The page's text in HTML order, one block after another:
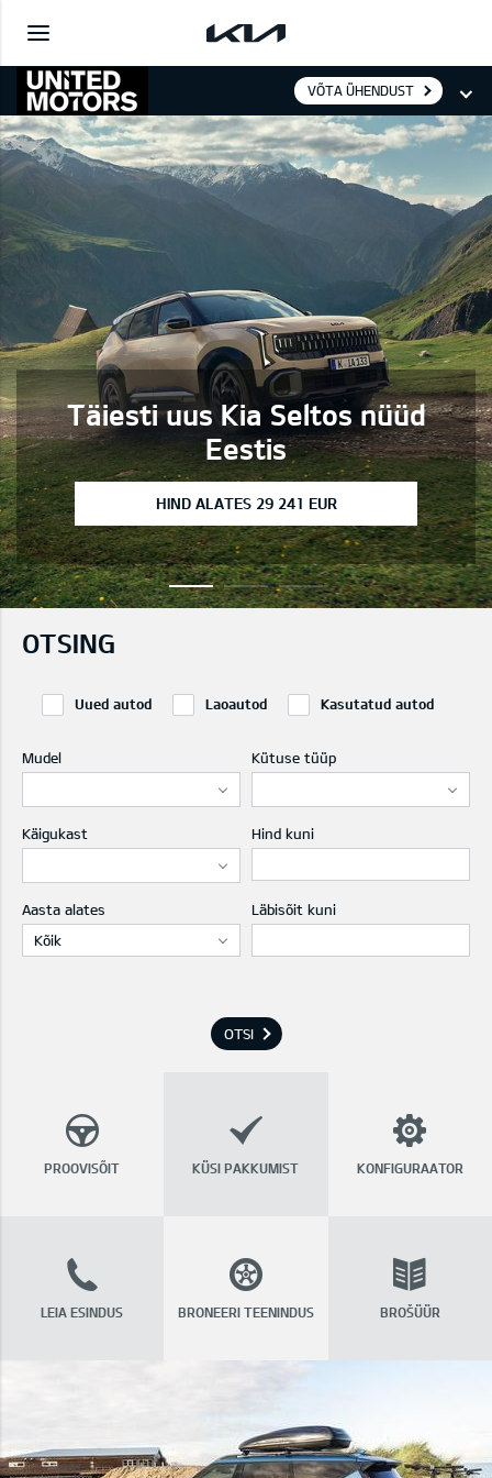
VÕTA ÜHENDUST
Täiesti uus Kia Seltos nüüd
Eestis
HIND ALATES 29 241 EUR
OTSING
Uued autod Laoautod Kasutatud autod
Mudel Kütuse tüüp
Käigukast Hind kuni
Aasta alates
Kõik
Läbisõit kuni
OTSI
PROOVISÕIT KÜSI PAKKUMIST KONFIGURAATOR
LEIA ESINDUS BRONEERI TEENINDUS BROŠÜÜR